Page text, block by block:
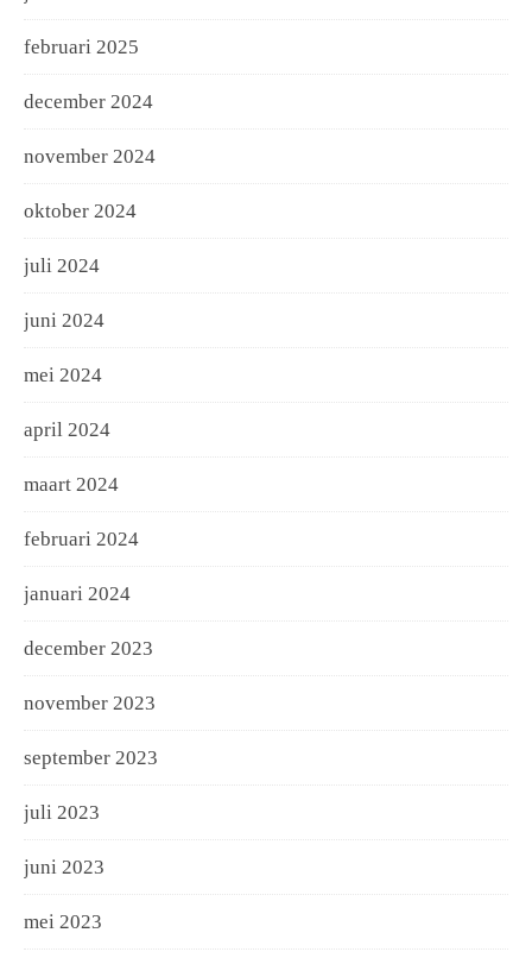
februari 2025
december 2024
november 2024
oktober 2024
juli 2024
juni 2024
mei 2024
april 2024
maart 2024
februari 2024
januari 2024
december 2023
november 2023
september 2023
juli 2023
juni 2023
mei 2023